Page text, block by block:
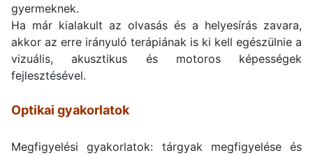
gyermeknek.
Ha már kialakult az olvasás és a helyesírás zavara,
akkor az erre irányuló terápiának is ki kell egészülnie a
vizuális, akusztikus és motoros képességek
fejlesztésével.
Optikai gyakorlatok
Megfigyelési gyakorlatok: tárgyak megfigyelése és